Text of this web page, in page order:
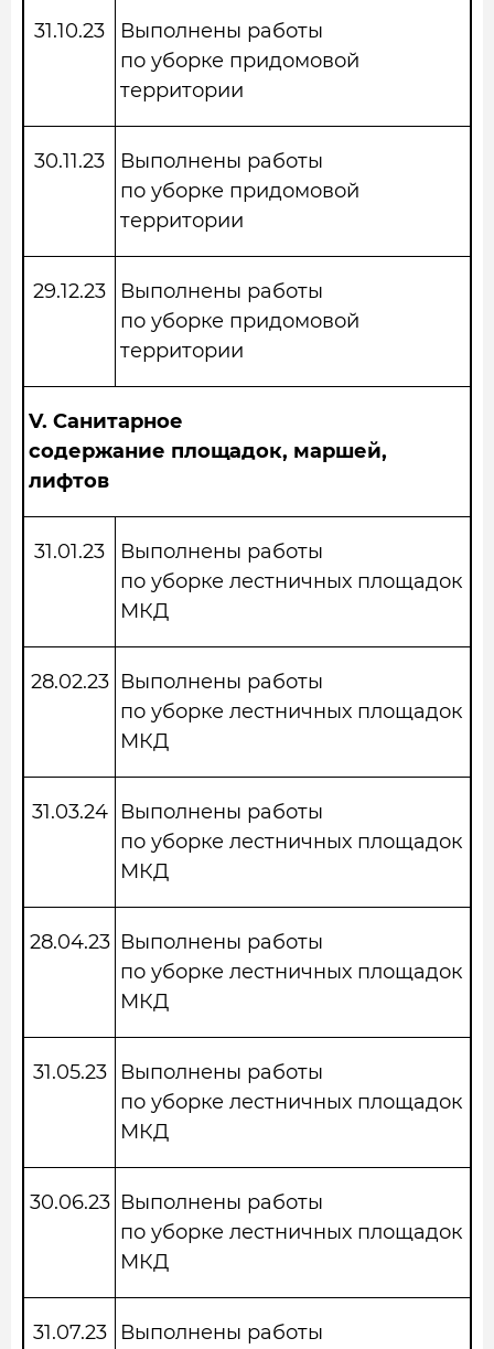
31.10.23
Выполнены работы
по уборке придомовой
территории
30.11.23
Выполнены работы
по уборке придомовой
территории
29.12.23
Выполнены работы
по уборке придомовой
территории
V. Санитарное
содержание площадок, маршей,
лифтов
31.01.23
Выполнены работы
по уборке лестничных площадок
МКД
28.02.23 Выполнены работы
по уборке лестничных площадок
МКД
31.03.24
Выполнены работы
по уборке лестничных площадок
МКД
28.04.23 Выполнены работы
по уборке лестничных площадок
МКД
31.05.23
Выполнены работы
по уборке лестничных площадок
МКД
30.06.23 Выполнены работы
по уборке лестничных площадок
МКД
31.07.23
Выполнены работы